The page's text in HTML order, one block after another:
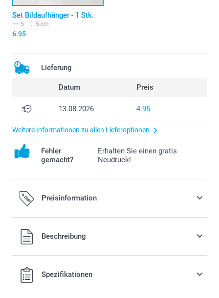
Set Bildaufhänger - 1 Stk.
5 5 cm
6.95
Lieferung
Datum Preis
13.08.2026 4.95
Weitere Informationen zu allen Lieferoptionen
Fehler
gemacht?
Erhalten Sie einen gratis
Neudruck!
Preisinformation
Alle Preise verstehen sich in Schweizer Franken (CHF) inkl.
MwSt. und zzgl. Versandkosten.
Beschreibung
Spezifikationen